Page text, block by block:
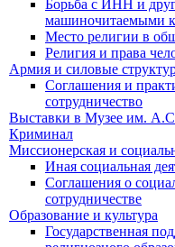
Борьба с ИНН и
машиночитаемыми
Место религии в
Религия и права
Армия и силовые
Соглашения и
сотрудничество
Выставки в Музее им.
Криминал
Миссионерская и
Иная социальная
Соглашения о
сотрудничестве
Образование и культура
Государственная